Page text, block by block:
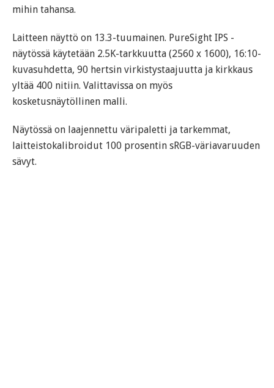
mihin tahansa.
Laitteen näyttö on 13.3-tuumainen. PureSight IPS -
näytössä käytetään 2.5K-tarkkuutta (2560 x 1600), 16:10-
kuvasuhdetta, 90 hertsin virkistystaajuutta ja kirkkaus
yltää 400 nitiin. Valittavissa on myös
kosketusnäytöllinen malli.
Näytössä on laajennettu väripaletti ja tarkemmat,
laitteistokalibroidut 100 prosentin sRGB-väriavaruuden
sävyt.